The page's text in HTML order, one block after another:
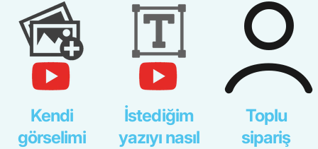
Kendi
görselimi
İstediğim
yazıyı nasıl
Toplu
sipariş